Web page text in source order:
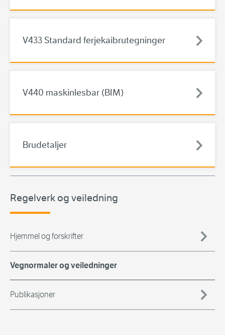
V433 Standard ferjekaibrutegninger
V440 maskinlesbar (BIM)
Brudetaljer
Regelverk og veiledning
Hjemmel og forskrifter
Vegnormaler og veiledninger
Publikasjoner